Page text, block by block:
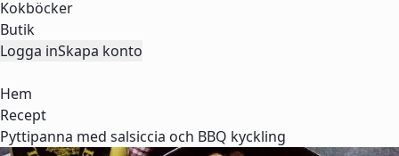
Kokböcker
Butik
Logga inSkapa konto
Hem
Recept
Pyttipanna med salsiccia och BBQ kyckling